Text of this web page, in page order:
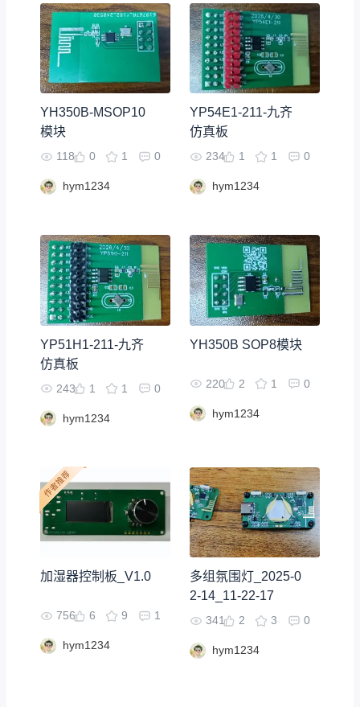
YH350B-MSOP10
模块
118 0 1 0
hym1234
YP54E1-211-九齐
仿真板
234 1 1 0
hym1234
YP51H1-211-九齐
仿真板
243 1 1 0
hym1234
YH350B SOP8模块
220 2 1 0
hym1234
加湿器控制板_V1.0
756 6 9 1
hym1234
多组氛围灯_2025-0
2-14_11-22-17
341 2 3 0
hym1234